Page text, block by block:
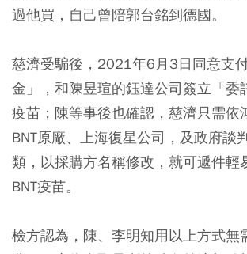
過他買，自己曾陪郭台銘到德國。
慈濟受騙後，2021年6月3日同意支
金」，和陳昱瑄的鈺達公司簽立「委
疫苗；陳等事後也確認，慈濟只需依
BNT原廠、上海復星公司，及政府談
類，以採購方名稱修改，就可遞件輕
BNT疫苗。
檢方認為，陳、李明知用以上方式無